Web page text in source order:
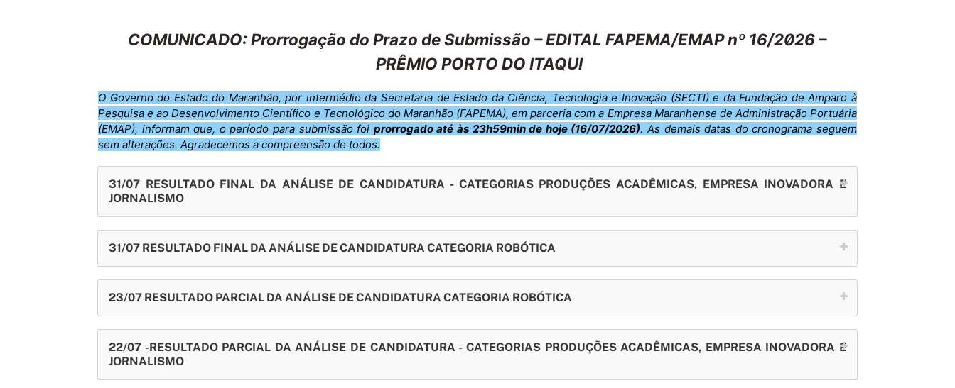
COMUNICADO: Prorrogação do Prazo de Submissão – EDITAL FAPEMA/EMAP nº 16/2026 –
PRÊMIO PORTO DO ITAQUI
O Governo do Estado do Maranhão, por intermédio da Secretaria de Estado da Ciência, Tecnologia e Inovação (SECTI) e da Fundação de Amparo à
Pesquisa e ao Desenvolvimento Científico e Tecnológico do Maranhão (FAPEMA), em parceria com a Empresa Maranhense de Administração Portuária
(EMAP), informam que, o período para submissão foi prorrogado até às 23h59min de hoje (16/07/2026). As demais datas do cronograma seguem
sem alterações. Agradecemos a compreensão de todos.
31/07 RESULTADO FINAL DA ANÁLISE DE CANDIDATURA - CATEGORIAS PRODUÇÕES ACADÊMICAS, EMPRESA INOVADORA E
JORNALISMO
31/07 RESULTADO FINAL DA ANÁLISE DE CANDIDATURA CATEGORIA ROBÓTICA
23/07 RESULTADO PARCIAL DA ANÁLISE DE CANDIDATURA CATEGORIA ROBÓTICA
22/07 -RESULTADO PARCIAL DA ANÁLISE DE CANDIDATURA - CATEGORIAS PRODUÇÕES ACADÊMICAS, EMPRESA INOVADORA E
JORNALISMO